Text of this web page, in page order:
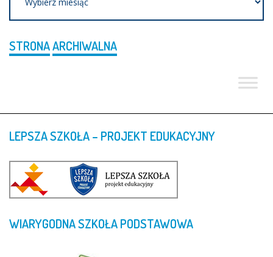
STRONAARCHIWALNA
LEPSZASZKOŁA– PROJEKT EDUKACYJNY
WIARYGODNASZKOŁAPODSTAWOWA